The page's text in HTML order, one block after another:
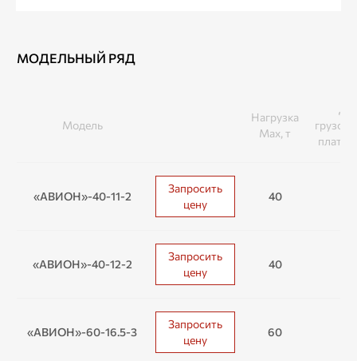
МОДЕЛЬНЫЙ РЯД
Модель
Нагрузка
Max, т
«АВИОН»-40-11-2
Запросить
цену
40
«АВИОН»-40-12-2
Запросить
цену
40
«АВИОН»-60-16.5-3
Запросить
цену
60